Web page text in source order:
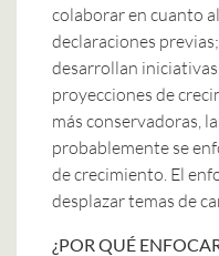
colaborar en cuanto
declaraciones
desarrollan
proyecciones de
más conservadoras,
probablemente se
de crecimiento. El
desplazar temas de
¿POR QUÉ